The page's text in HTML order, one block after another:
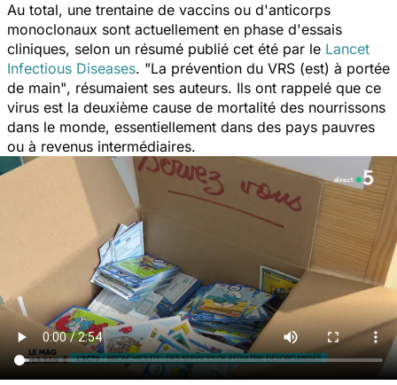
Au total, une trentaine de vaccins ou d'anticorps
monoclonaux sont actuellement en phase d'essais
cliniques, selon un résumé publié cet été par le Lancet
Infectious Diseases. "La prévention du VRS (est) à portée
de main", résumaient ses auteurs. Ils ont rappelé que ce
virus est la deuxième cause de mortalité des nourrissons
dans le monde, essentiellement dans des pays pauvres
ou à revenus intermédiaires.